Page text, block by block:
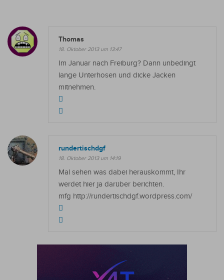
Thomas
18. Oktober 2013 um 13:47
Im Januar nach Freiburg? Dann unbedingt
lange Unterhosen und dicke Jacken
mitnehmen.
rundertischdgf
18. Oktober 2013 um 14:19
Mal sehen was dabei herauskommt, Ihr
werdet hier ja darüber berichten.
mfg http://rundertischdgf.wordpress.com/